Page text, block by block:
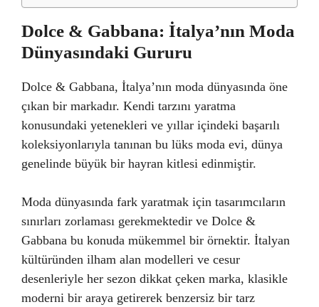
Dolce & Gabbana: İtalya’nın Moda
Dünyasındaki Gururu
Dolce & Gabbana, İtalya’nın moda dünyasında öne
çıkan bir markadır. Kendi tarzını yaratma
konusundaki yetenekleri ve yıllar içindeki başarılı
koleksiyonlarıyla tanınan bu lüks moda evi, dünya
genelinde büyük bir hayran kitlesi edinmiştir.
Moda dünyasında fark yaratmak için tasarımcıların
sınırları zorlaması gerekmektedir ve Dolce &
Gabbana bu konuda mükemmel bir örnektir. İtalyan
kültüründen ilham alan modelleri ve cesur
desenleriyle her sezon dikkat çeken marka, klasikle
moderni bir araya getirerek benzersiz bir tarz